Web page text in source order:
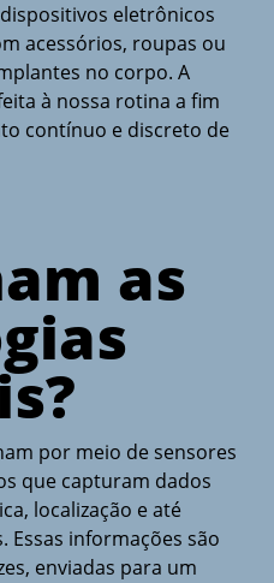
eletrônicos
acessórios, roupas ou
no corpo. A
à nossa rotina a fim
contínuo e discreto de
as
por meio de sensores
que capturam dados
localização e até
Essas informações são
enviadas para um